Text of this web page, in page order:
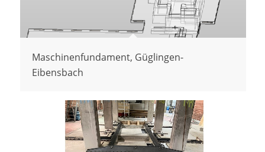
Maschinenfundament, Güglingen-
Eibensbach